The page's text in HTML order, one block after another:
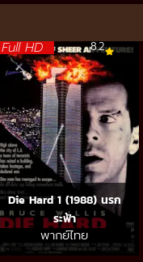
Full HD 8.2
Die Hard 1 (1988) นรก
ระฟ้า
พากย์ไทย